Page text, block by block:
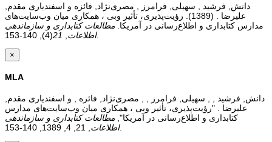
دانش, فرشید , سهیلی, فرامرز , مصری‌نژاد, فائزه و اسفندیاری مقدم,
علیرضا . (1389). رؤیت‌پذیری، تأثیر وبی ، همکاری میان وب‌سایت‌های
مدارس کتابداری و اطلاع‌رسانی در آمریکا. مطالعات کتابداری و سازماندهی
اطلاعات
21 (4), 140-153.
×
MLA
دانش, فرشید , , سهیلی, فرامرز , , مصری‌نژاد, فائزه , و اسفندیاری مقدم,
علیرضا . "رؤیت‌پذیری، تأثیر وبی ، همکاری میان وب‌سایت‌های مدارس
کتابداری و اطلاع‌رسانی در آمریکا", مطالعات کتابداری و سازماندهی
اطلاعات, 21, 4, 1389, 140-153.